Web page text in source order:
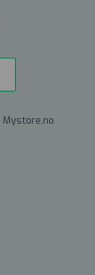
Mystore.no